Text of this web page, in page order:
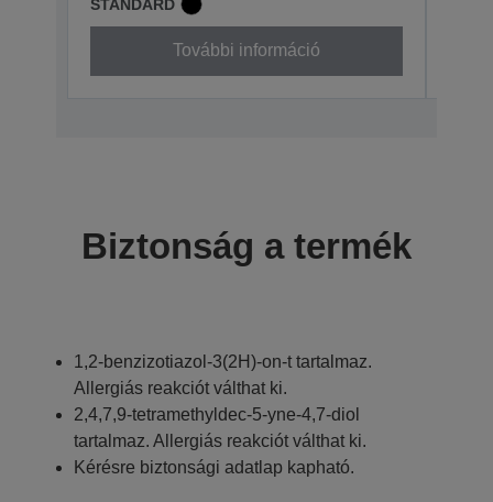
STANDARD
További információ
Biztonság a termék
1,2-benzizotiazol-3(2H)-on-t tartalmaz.
Allergiás reakciót válthat ki.
2,4,7,9-tetramethyldec-5-yne-4,7-diol
tartalmaz. Allergiás reakciót válthat ki.
Kérésre biztonsági adatlap kapható.